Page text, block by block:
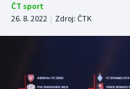
Atletika
DALŠÍ SPORTY
ČT sport
26. 8. 2022 | Zdroj: ČTK